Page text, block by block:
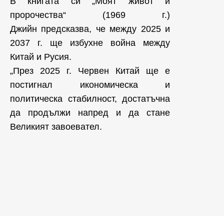
пророчества“ (1969 г.)
Джийн предсказва, че между 2025 и
2037 г. ще избухне война между
Китай и Русия.
„През 2025 г. Червен Китай ще е
постигнал икономическа и
политическа стабилност, достатъчна
да продължи напред и да стане
Великият завоевател.